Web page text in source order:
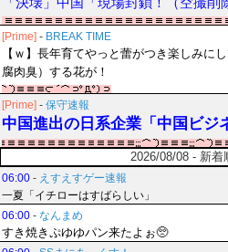
[Prime] - BREAK TIME
【ｗ】長年育てやっと蕾がつき楽しみに
腐肉臭）する花が！
[Prime] - 保守速報
中国進出の日系企業「中国ビジ
2026/08/08 - 新着
06:00 - えすえすゲー速報
一夏「イチローはすばらしい」
06:00 - なんまめ
すき焼きぷゆゆパン来たよぉ🥺